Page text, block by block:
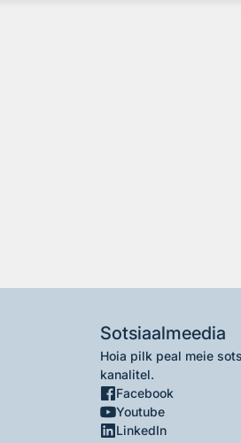
Sotsiaalmeedia
Hoia pilk peal meie
kanalitel.
Facebook
Youtube
LinkedIn